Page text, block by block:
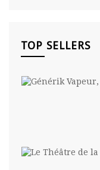
TOP SELLERS